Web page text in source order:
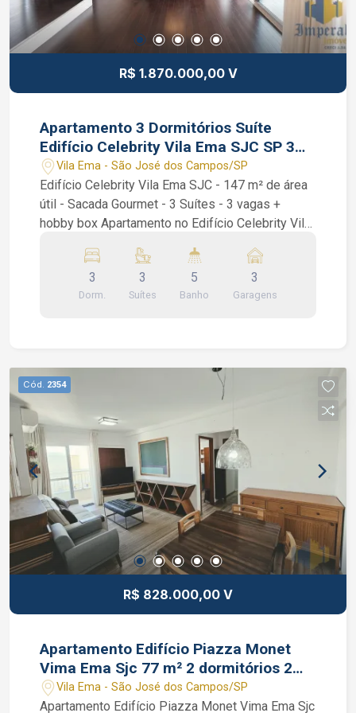
Corretor de Imóveis CRECI 234.934 Whatsapp
(12) 99668-3140
R$ 1.870.000,00 V
Apartamento 3 Dormitórios Suíte
Edifício Celebrity Vila Ema SJC SP 3
vagas
Vila Ema - São José dos Campos/SP
Edifício Celebrity Vila Ema SJC - 147 m² de área
útil - Sacada Gourmet - 3 Suítes - 3 vagas +
hobby box Apartamento no Edifício Celebrity Vila
quartos com armários e ar condicionado, sala
integrada com varanda e cozinha, sala também
com ar condicionado, varanda já com fechamento
aparelho de aquecimento a gás instalado.
Condomínio com portaria 24 horas, vagas para
visitantes, áreas sociais entregues decoradas e
equipadas, gerador de energia, salão de festas,
salão de jogos, espaço gourmet, brinquedoteca,
sala de estudos, fitness / academia, health
center, quadra esportiva, churrasqueira, spa,
piscina com deck molhado, piscina com raia,
piscina infantil, solarium e playground. João
Ferreira Corretor de Imóveis CRECI 234.934
Whatsapp (12) 99668-3140
3
Dorm.
3
Suítes
5
Banho
3
Garagens
Cód. 2354
R$ 828.000,00 V
Apartamento Edifício Piazza Monet
Vima Ema Sjc 77 m² 2 dormitórios 2
vagas
Vila Ema - São José dos Campos/SP
Apartamento Edifício Piazza Monet Vima Ema Sjc